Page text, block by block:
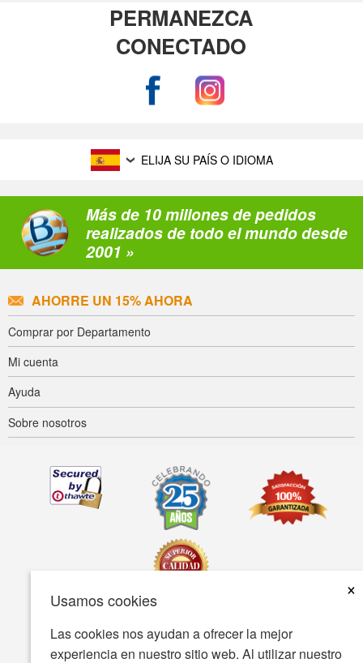
Usamos cookies
×
Las cookies nos ayudan a ofrecer la mejor
experiencia en nuestro sitio web. Al utilizar nuestro
PERMANEZCA
CONECTADO
ELIJA SU PAÍS O IDIOMA
Más de 10 millones de pedidos
realizados de todo el mundo desde
2001 »
AHORRE UN 15% AHORA
Comprar por Departamento
Mi cuenta
Ayuda
Sobre nosotros
Accesibilidad Condiciones de uso Política de privacidad